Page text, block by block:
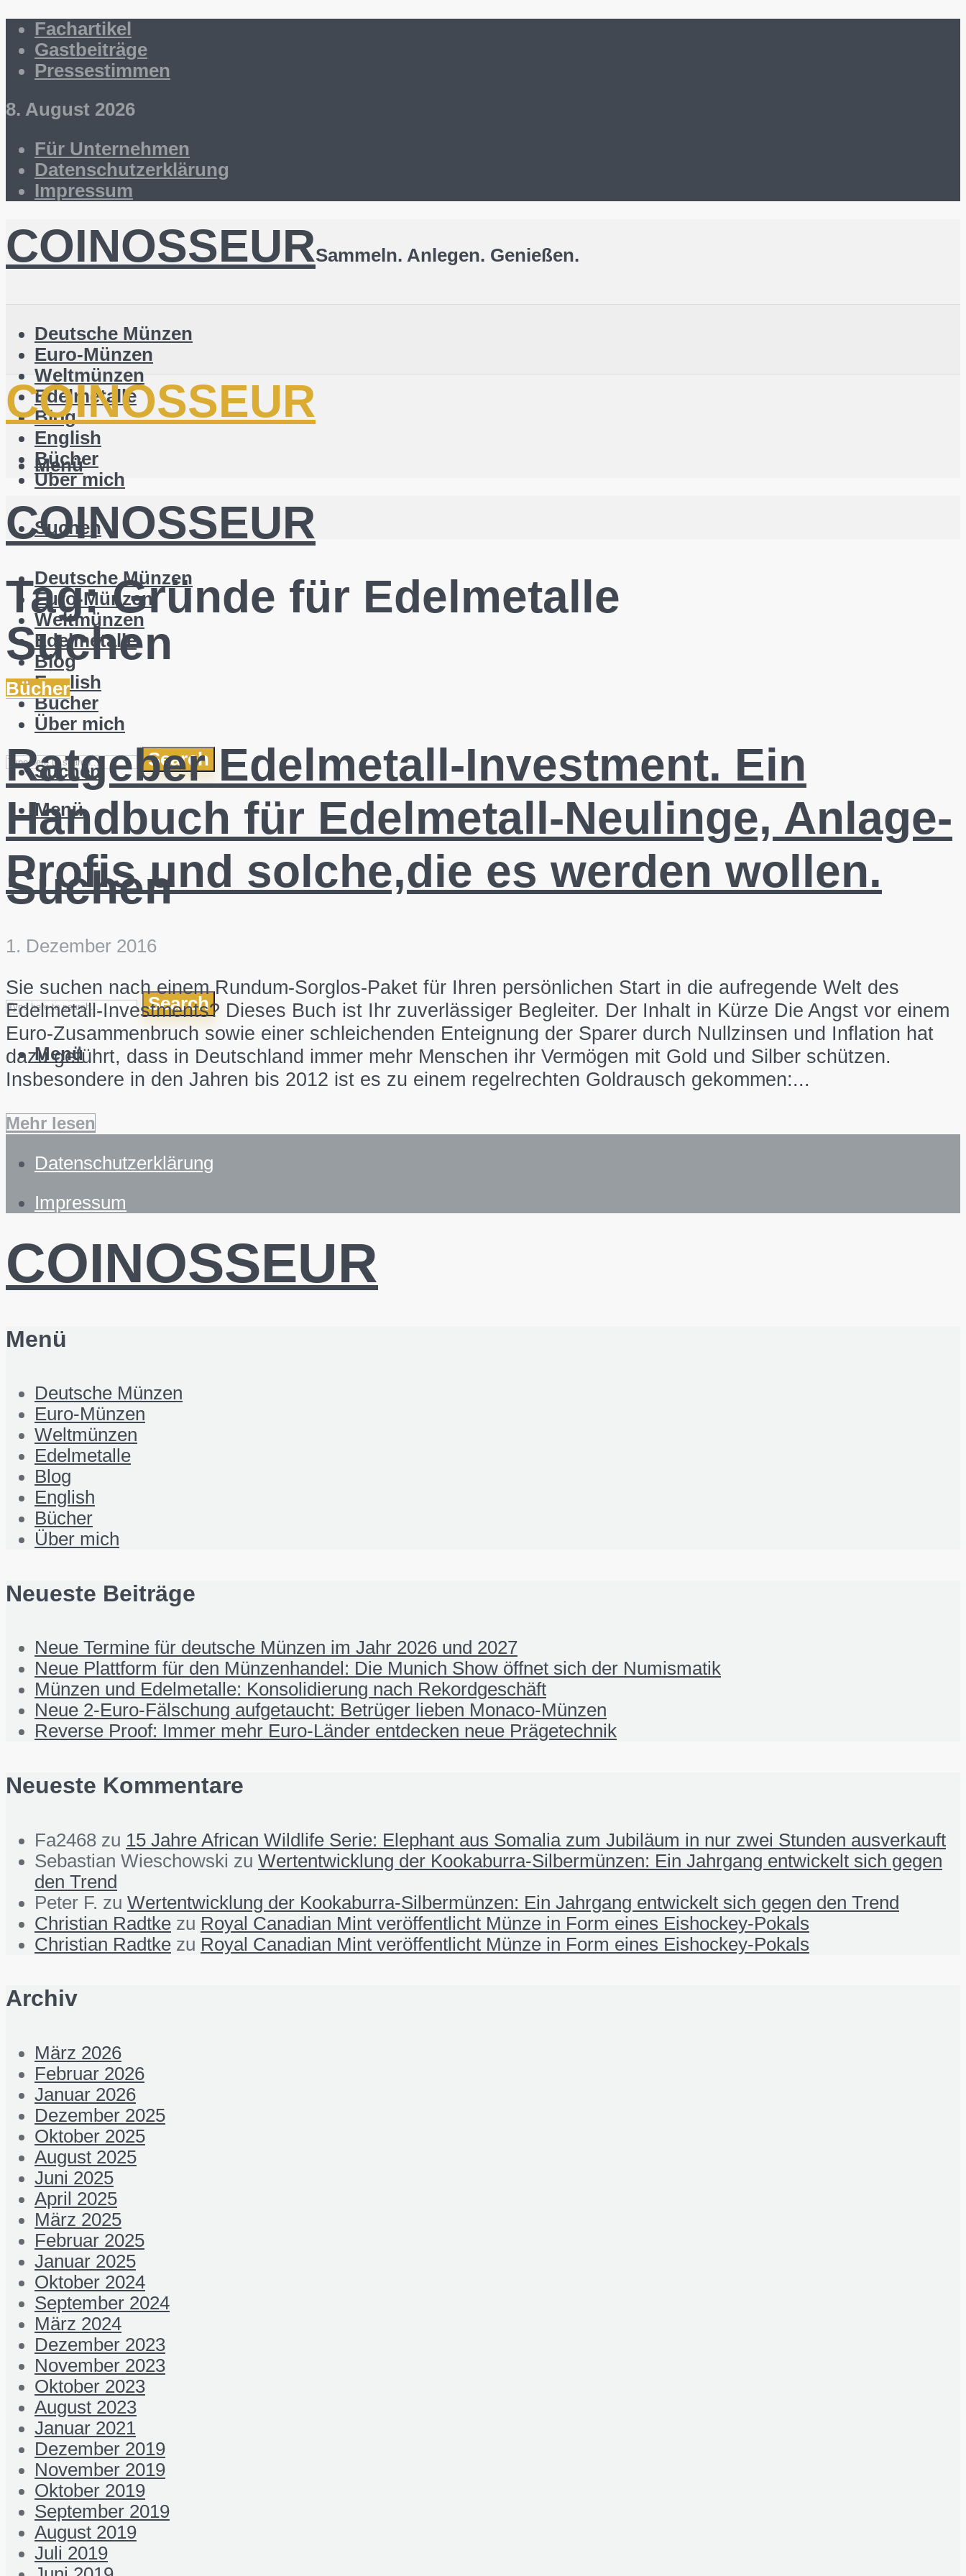
Fachartikel
Gastbeiträge
Pressestimmen
8. August 2026
Für Unternehmen
Datenschutzerklärung
Impressum
COINOSSEURSammeln. Anlegen. Genießen.
Deutsche Münzen
Euro-Münzen
Weltmünzen
Edelmetalle
Blog
English
Bücher
Über mich
Suchen
Suchen
Search
Menü
COINOSSEUR
Menü
COINOSSEUR
Deutsche Münzen
Euro-Münzen
Weltmünzen
Edelmetalle
Blog
English
Bücher
Über mich
Suchen
Suchen
Search
Menü
Tag:Gründe für Edelmetalle
Bücher
Ratgeber Edelmetall-Investment. Ein
Handbuch für Edelmetall-Neulinge, Anlage-
Profis und solche,die es werden wollen.
1. Dezember 2016
Sie suchen nach einem Rundum-Sorglos-Paket für Ihren persönlichen Start in die aufregende Welt des
Edelmetall-Investments? Dieses Buch ist Ihr zuverlässiger Begleiter. Der Inhalt in Kürze Die Angst vor einem
Euro-Zusammenbruch sowie einer schleichenden Enteignung der Sparer durch Nullzinsen und Inflation hat
dazu geführt, dass in Deutschland immer mehr Menschen ihr Vermögen mit Gold und Silber schützen.
Insbesondere in den Jahren bis 2012 ist es zu einem regelrechten Goldrausch gekommen:...
Mehr lesen
Datenschutzerklärung
Impressum
COINOSSEUR
Menü
Deutsche Münzen
Euro-Münzen
Weltmünzen
Edelmetalle
Blog
English
Bücher
Über mich
Neueste Beiträge
Neue Termine für deutsche Münzen im Jahr 2026 und 2027
Neue Plattform für den Münzenhandel: Die Munich Show öffnet sich der Numismatik
Münzen und Edelmetalle: Konsolidierung nach Rekordgeschäft
Neue 2-Euro-Fälschung aufgetaucht: Betrüger lieben Monaco-Münzen
Reverse Proof: Immer mehr Euro-Länder entdecken neue Prägetechnik
Neueste Kommentare
Fa2468 zu 15 Jahre African Wildlife Serie: Elephant aus Somalia zum Jubiläum in nur zwei Stunden ausverkauft
Sebastian Wieschowski zu Wertentwicklung der Kookaburra-Silbermünzen: Ein Jahrgang entwickelt sich gegen
den Trend
Peter F. zu Wertentwicklung der Kookaburra-Silbermünzen: Ein Jahrgang entwickelt sich gegen den Trend
Christian Radtke zu Royal Canadian Mint veröffentlicht Münze in Form eines Eishockey-Pokals
Christian Radtke zu Royal Canadian Mint veröffentlicht Münze in Form eines Eishockey-Pokals
Archiv
März 2026
Februar 2026
Januar 2026
Dezember 2025
Oktober 2025
August 2025
Juni 2025
April 2025
März 2025
Februar 2025
Januar 2025
Oktober 2024
September 2024
März 2024
Dezember 2023
November 2023
Oktober 2023
August 2023
Januar 2021
Dezember 2019
November 2019
Oktober 2019
September 2019
August 2019
Juli 2019